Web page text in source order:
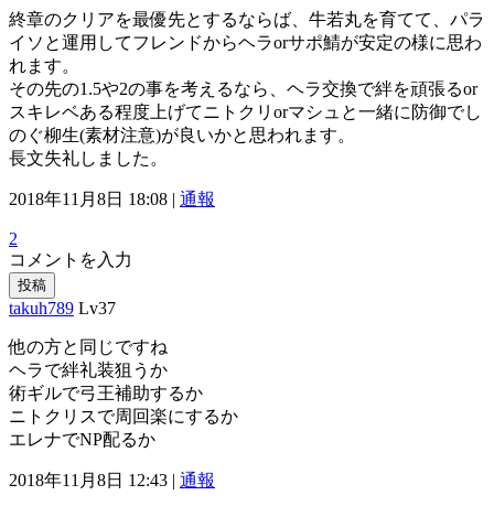
終章のクリアを最優先とするならば、牛若丸を育てて、パラ
イソと運用してフレンドからヘラorサポ鯖が安定の様に思わ
れます。
その先の1.5や2の事を考えるなら、ヘラ交換で絆を頑張るor
スキレベある程度上げてニトクリorマシュと一緒に防御でし
のぐ柳生(素材注意)が良いかと思われます。
長文失礼しました。
2018年11月8日 18:08 | 通報
2
コメントを入力
投稿
takuh789 Lv37
他の方と同じですね
ヘラで絆礼装狙うか
術ギルで弓王補助するか
ニトクリスで周回楽にするか
エレナでNP配るか
2018年11月8日 12:43 | 通報